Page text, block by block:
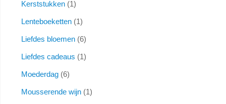
Kerststukken 1
Lenteboeketten 1
Liefdes bloemen 6
Liefdes cadeaus 1
Moederdag 6
Mousserende wijn 1